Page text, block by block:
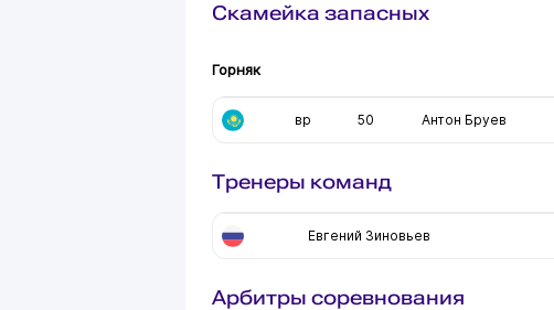
Скамейка запасных
Горняк
вр 50 Антон Бруев
Тренеры команд
Евгений Зиновьев
Арбитры соревнования